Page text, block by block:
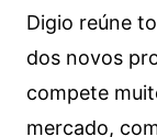
Digio reúne
dos novos
compete
mercado,